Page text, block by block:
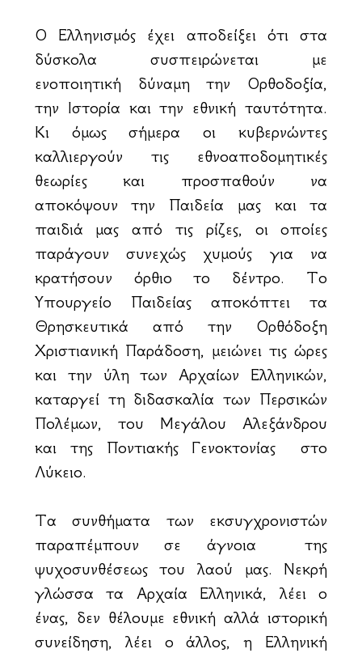
Ο Ελληνισμός έχει αποδείξει ότι στα
δύσκολα συσπειρώνεται με
ενοποιητική δύναμη την Ορθοδοξία,
την Ιστορία και την εθνική ταυτότητα.
Κι όμως σήμερα οι κυβερνώντες
καλλιεργούν τις εθνοαποδομητικές
θεωρίες και προσπαθούν να
αποκόψουν την Παιδεία μας και τα
παιδιά μας από τις ρίζες, οι οποίες
παράγουν συνεχώς χυμούς για να
κρατήσουν όρθιο το δέντρο. Το
Υπουργείο Παιδείας αποκόπτει τα
Θρησκευτικά από την Ορθόδοξη
Χριστιανική Παράδοση, μειώνει τις ώρες
και την ύλη των Αρχαίων Ελληνικών,
καταργεί τη διδασκαλία των Περσικών
Πολέμων, του Μεγάλου Αλεξάνδρου
και της Ποντιακής Γενοκτονίας στο
Λύκειο.
Τα συνθήματα των εκσυγχρονιστών
παραπέμπουν σε άγνοια της
ψυχοσυνθέσεως του λαού μας. Νεκρή
γλώσσα τα Αρχαία Ελληνικά, λέει ο
ένας, δεν θέλουμε εθνική αλλά ιστορική
συνείδηση, λέει ο άλλος, η Ελληνική